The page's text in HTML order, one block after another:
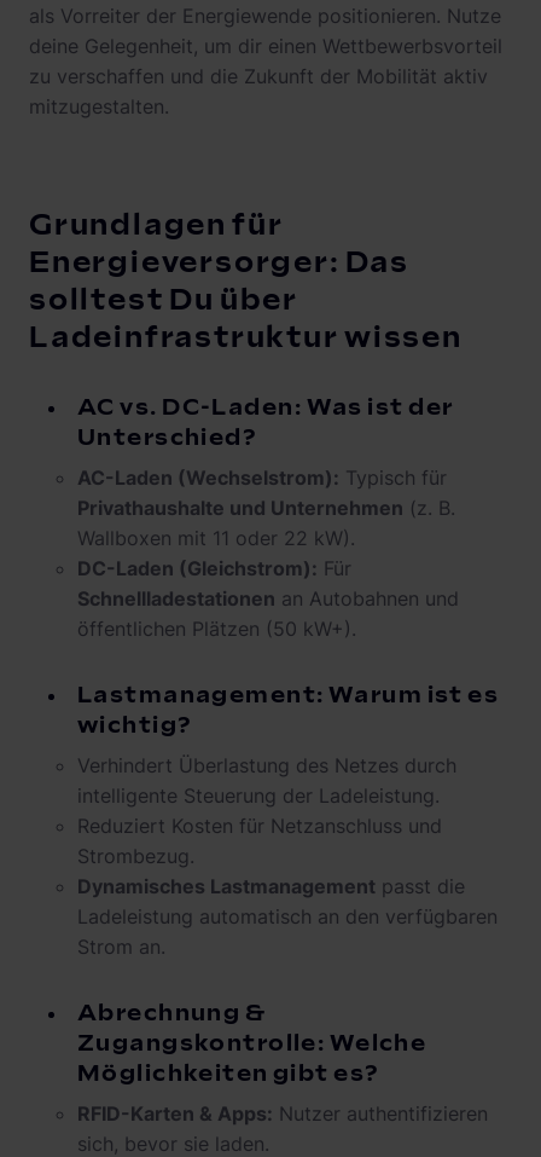
als Vorreiter der Energiewende positionieren. Nutze
deine Gelegenheit, um dir einen Wettbewerbsvorteil
zu verschaffen und die Zukunft der Mobilität aktiv
mitzugestalten.
Grundlagen für
Energieversorger: Das
solltest Du über
Ladeinfrastruktur wissen
AC vs. DC-Laden: Was ist der
Unterschied?
AC-Laden (Wechselstrom): Typisch für
Privathaushalte und Unternehmen (z. B.
Wallboxen mit 11 oder 22 kW).
DC-Laden (Gleichstrom): Für
Schnellladestationen an Autobahnen und
öffentlichen Plätzen (50 kW+).
Lastmanagement: Warum ist es
wichtig?
Verhindert Überlastung des Netzes durch
intelligente Steuerung der Ladeleistung.
Reduziert Kosten für Netzanschluss und
Strombezug.
Dynamisches Lastmanagement passt die
Ladeleistung automatisch an den verfügbaren
Strom an.
Abrechnung &
Zugangskontrolle: Welche
Möglichkeiten gibt es?
RFID-Karten & Apps: Nutzer authentifizieren
sich, bevor sie laden.